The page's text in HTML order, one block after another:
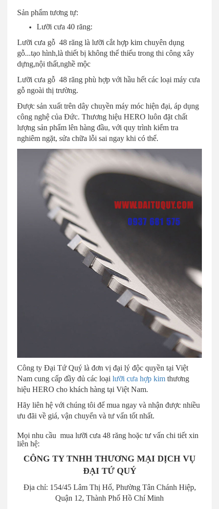
Sản phẩm tương tự:
Lưỡi cưa 40 răng:
Lưỡi cưa gỗ 48 răng là lưỡi cắt hợp kim chuyên dụng
gỗ...tạo hình,là thiết bị không thể thiếu trong thi công xây
dựng,nội thất,nghề mộc
Lưỡi cưa gỗ 48 răng phù hợp với hầu hết các loại máy cưa
gỗ ngoài thị trường.
Được sản xuất trên dây chuyền máy móc hiện đại, áp dụng
công nghệ của Đức. Thương hiệu HERO luôn đặt chất
lượng sản phẩm lên hàng đầu, với quy trình kiểm tra
nghiêm ngặt, sửa chữa lỗi sai ngay khi có thể.
Công ty Đại Tứ Quý là đơn vị đại lý độc quyền tại Việt
Nam cung cấp đầy đủ các loại lưỡi cưa hợp kim thương
hiệu HERO cho khách hàng tại Việt Nam.
Hãy liên hệ với chúng tôi để mua ngay và nhận được nhiều
ưu đãi về giá, vận chuyển và tư vấn tốt nhất.
Mọi nhu cầu mua lưỡi cưa 48 răng hoặc tư vấn chi tiết xin
liên hệ:
CÔNG TY TNHH THƯƠNG MẠI DỊCH VỤ
ĐẠI TỨ QUÝ
Địa chỉ: 154/45 Lâm Thị Hố, Phường Tân Chánh Hiệp,
Quận 12, Thành Phố Hồ Chí Minh